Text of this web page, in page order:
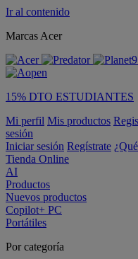
Ir al contenido
Marcas Acer
15% DTO ESTUDIANTES
Mi perfil Mis productos
sesión
Iniciar sesión Regístrate
Tienda Online
AI
Productos
Nuevos productos
Copilot+ PC
Portátiles
Por categoría